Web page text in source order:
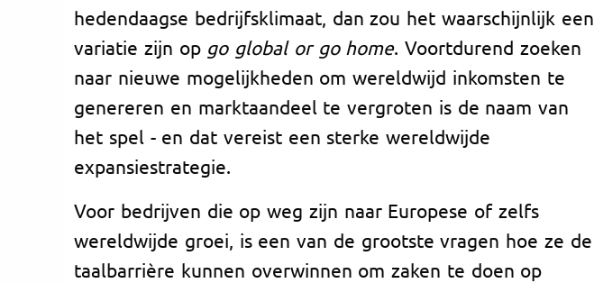
hedendaagse bedrijfsklimaat, dan zou het waarschijnlijk een
variatie zijn op go global or go home. Voortdurend zoeken
naar nieuwe mogelijkheden om wereldwijd inkomsten te
genereren en marktaandeel te vergroten is de naam van
het spel - en dat vereist een sterke wereldwijde
expansiestrategie.
Voor bedrijven die op weg zijn naar Europese of zelfs
wereldwijde groei, is een van de grootste vragen hoe ze de
taalbarrière kunnen overwinnen om zaken te doen op